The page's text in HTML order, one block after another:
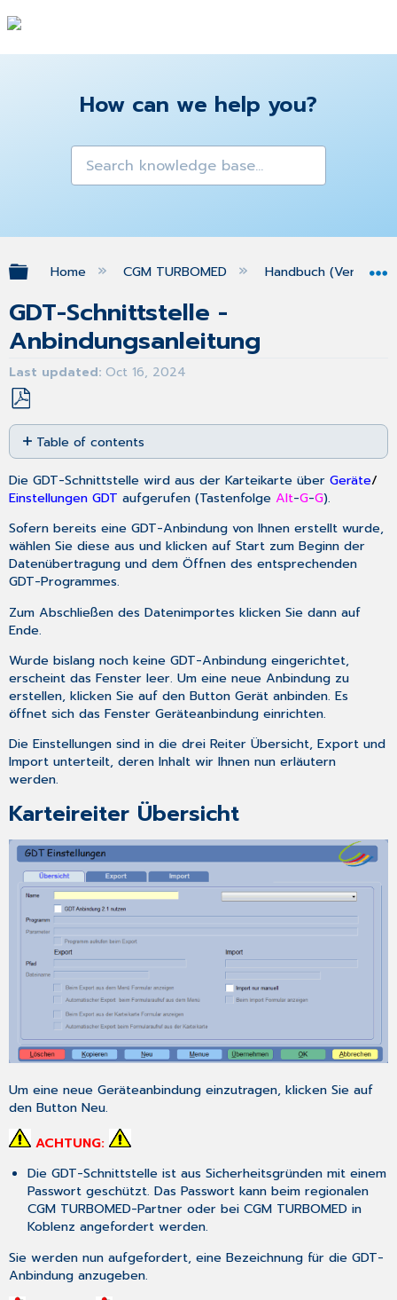
How can we help you?
Expand/collapse global hierarchy
Home CGM TURBOMED Handbuch (Version
GDT-Schnittstelle -
Anbindungsanleitung
Last updated Oct 16, 2024
Save
as
PDF
Table of contents
Übersicht
Import
nur
manuell
Karteireiter
Export
GDT-
ID
[8316]
GDT-
Version
Zeichensatz
Satzart
[8000]
und
Kennfeld)
8410
(Test-
Ident)
Bei
Rücksprung
nur
Pat.Nr.
senden
Größe
des
Patienten
des
Patienten
Karteireiter
Formular
Eintrag
Text
Rücksprung
GDT
Die GDT-Schnittstelle wird aus der Karteikarte überGeräte/
Einstellungen GDT aufgerufen (TastenfolgeAlt-G-G).
Sofern bereits eine GDT-Anbindung von Ihnen erstellt wurde,
wählen Sie diese aus und klicken aufStart zum Beginn der
Datenübertragung und dem Öffnen des entsprechenden
GDT-Programmes.
Zum Abschließen des Datenimportes klicken Sie dann auf
Ende.
Wurde bislang noch keine GDT-Anbindung eingerichtet,
erscheint das Fenster leer. Um eine neue Anbindung zu
erstellen, klicken Sie auf den ButtonGerät anbinden. Es
öffnet sich das FensterGeräteanbindung einrichten.
Die Einstellungen sind in die drei ReiterÜbersicht,Export und
Import unterteilt, deren Inhalt wir Ihnen nun erläutern
werden.
Karteireiter Übersicht
Um eine neue Geräteanbindung einzutragen, klicken Sie auf
den ButtonNeu.
ACHTUNG:
Die GDT-Schnittstelle ist aus Sicherheitsgründen mit einem
Passwort geschützt. Das Passwort kann beim regionalen
CGM TURBOMED-Partner oder bei CGM TURBOMED in
Koblenz angefordert werden.
Sie werden nun aufgefordert, eine Bezeichnung für die GDT-
Anbindung anzugeben.